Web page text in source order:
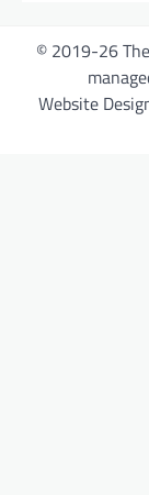
© 2019-26
Website